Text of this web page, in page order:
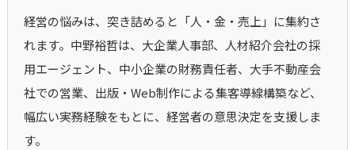
経営の悩みは、突き詰めると「人・金・売上」に集約さ
れます。中野裕哲は、大企業人事部、人材紹介会社の採
用エージェント、中小企業の財務責任者、大手不動産会
社での営業、出版・Web制作による集客導線構築など、
幅広い実務経験をもとに、経営者の意思決定を支援しま
す。